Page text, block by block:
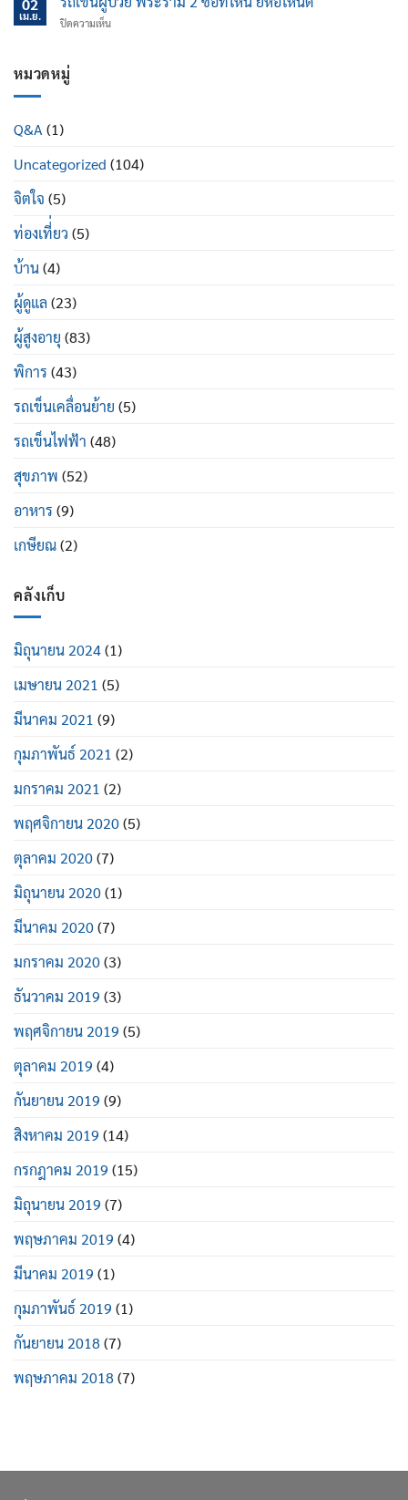
ไหน
นอน
ป้องกัน
ข้อ
บ้าง
02
เม.ย.
ปิดความเห็นบน
ยี่ห้อ
หมวดหมู่
Q&A (1)
Uncategorized (104)
จิตใจ (5)
ท่องเที่่ยว (5)
บ้าน(4)
ผู้ดูแล (23)
ผู้สูงอายุ (83)
พิการ (43)
รถเข็นเคลื่อนย้าย (5)
รถเข็นไฟฟ้า (48)
สุขภาพ (52)
อาหาร (9)
เกษียณ(2)
คลังเก็บ
มิถุนายน 2024(1)
เมษายน 2021 (5)
มีนาคม 2021 (9)
กุมภาพันธ์ 2021 (2)
มกราคม 2021 (2)
พฤศจิกายน 2020(5)
ตุลาคม 2020(7)
มิถุนายน 2020(1)
มีนาคม 2020(7)
มกราคม 2020(3)
ธันวาคม 2019 (3)
พฤศจิกายน 2019 (5)
ตุลาคม 2019 (4)
กันยายน 2019 (9)
สิงหาคม 2019 (14)
กรกฎาคม 2019 (15)
มิถุนายน 2019 (7)
พฤษภาคม 2019 (4)
มีนาคม 2019 (1)
กุมภาพันธ์ 2019 (1)
กันยายน 2018(7)
พฤษภาคม 2018(7)